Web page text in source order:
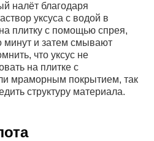
налёт благодаря
уксуса с водой в
плитку с помощью спрея,
минут и затем смывают
что уксус не
на плитке с
мраморным покрытием, так
структуру материала.